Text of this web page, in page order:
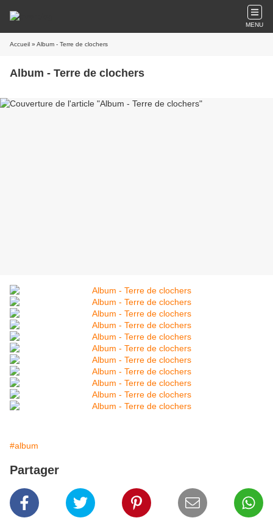
MENU
Accueil » Album - Terre de clochers
Album - Terre de clochers
#album
Partager